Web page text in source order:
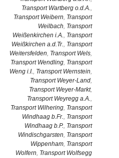
Transport Wartberg o.d.A.,
Transport Weibern, Transport
Weilbach, Transport
Weißenkirchen i.A., Transport
Weißkirchen a.d.Tr., Transport
Weitersfelden, Transport Wels,
Transport Wendling, Transport
Weng i.I., Transport Wernstein,
Transport Weyer-Land,
Transport Weyer-Markt,
Transport Weyregg a.A.,
Transport Wilhering, Transport
Windhaag b.Fr., Transport
Windhaag b.P., Transport
Windischgarsten, Transport
Wippenham, Transport
Wolfern, Transport Wolfsegg